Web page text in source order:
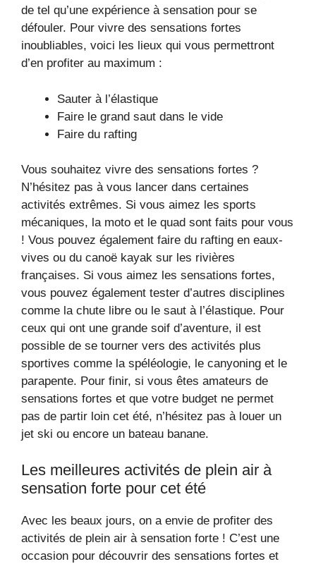
de tel qu’une expérience à sensation pour se
défouler. Pour vivre des sensations fortes
inoubliables, voici les lieux qui vous permettront
d’en profiter au maximum :
Sauter à l’élastique
Faire le grand saut dans le vide
Faire du rafting
Vous souhaitez vivre des sensations fortes ?
N’hésitez pas à vous lancer dans certaines
activités extrêmes. Si vous aimez les sports
mécaniques, la moto et le quad sont faits pour vous
! Vous pouvez également faire du rafting en eaux-
vives ou du canoë kayak sur les rivières
françaises. Si vous aimez les sensations fortes,
vous pouvez également tester d’autres disciplines
comme la chute libre ou le saut à l’élastique. Pour
ceux qui ont une grande soif d’aventure, il est
possible de se tourner vers des activités plus
sportives comme la spéléologie, le canyoning et le
parapente. Pour finir, si vous êtes amateurs de
sensations fortes et que votre budget ne permet
pas de partir loin cet été, n’hésitez pas à louer un
jet ski ou encore un bateau banane.
Les meilleures activités de plein air à
sensation forte pour cet été
Avec les beaux jours, on a envie de profiter des
activités de plein air à sensation forte ! C’est une
occasion pour découvrir des sensations fortes et